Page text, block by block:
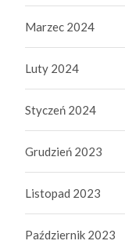
Marzec 2024
Luty 2024
Styczeń 2024
Grudzień 2023
Listopad 2023
Październik 2023